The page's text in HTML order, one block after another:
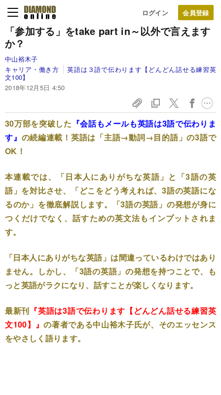
ログイン
「参加する」をtake part in～以外で言えます
か？
中山裕木子
キャリア・働き方
英語は３語で伝わります【どんどん話せる練習英
文100】
2018年12月5日 4:50
30万部を突破した 『会話もメールも英語は3語で伝わりま
す』 の続編連載！英語は「主語→動詞→目的語」の3語で
OK！
本連載では、「日本人にありがちな英語」と「3語の英
語」を対比させ、「どこをどう考えれば、3語の英語にな
るのか」を徹底解説します。
「3語の英語」の発想が身に
つくだけでなく、話すための英文法もインプットされま
す。
「日本人にありがちな英語」は間違っているわけではあり
ません。しかし、「3語の英語」の発想を持つことで、も
っと英語がラクになり、話すことが楽しくなります。
最新刊 『英語は3語で伝わります【どんどん話せる練習英
文100】』の著者である中山裕木子氏が、そのエッセンス
をやさしく語ります。